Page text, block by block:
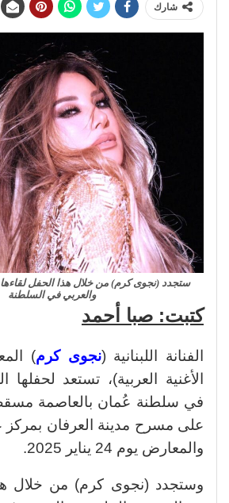
شارك
ستجدد (نجوى كرم) من خلال هذا الحفل
والعربي في السلطنة
كتبت: صبا أحمد
الفنانة اللبنانية (نجوى كرم)
الأغنية العربية)، تستعد لحفلها
في سلطنة عُمان بالعاصمة
على مسرح مدينة العرفان بمركز
والمعارض يوم 24 يناير 2025.
وستجدد (نجوى كرم) من خلال